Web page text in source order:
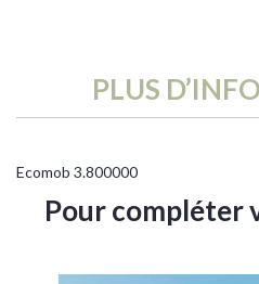
PLUS
Ecomob 3.800000
Pour compléter